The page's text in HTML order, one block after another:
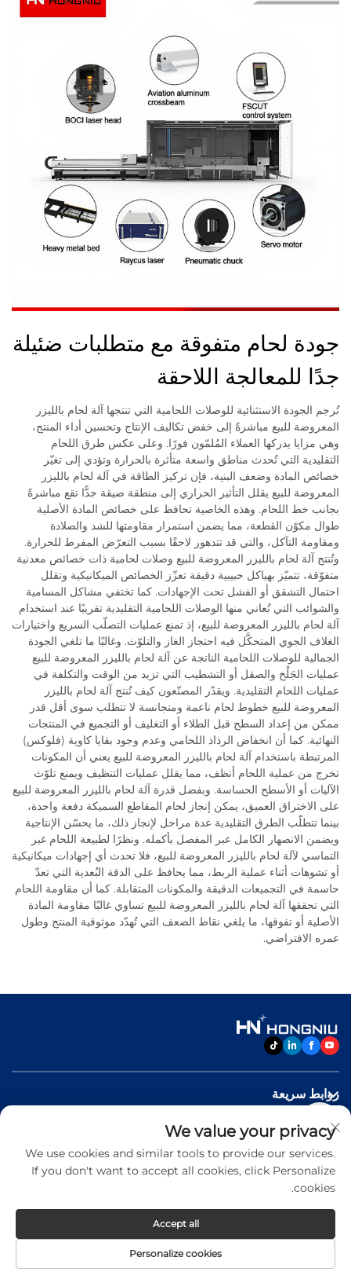
جودة لحام متفوقة مع متطلبات ضئيلة
جدًا للمعالجة اللاحقة
تُرجم الجودة الاستثنائية للوصلات اللحامية التي تنتجها آلة لحام بالليزر
المعروضة للبيع مباشرةً إلى خفض تكاليف الإنتاج وتحسين أداء المنتج،
وهي مزايا يدركها العملاء المُلمّون فورًا. وعلى عكس طرق اللحام
التقليدية التي تُحدث مناطق واسعة متأثرة بالحرارة وتؤدي إلى تغيّر
خصائص المادة وضعف البنية، فإن تركيز الطاقة في آلة لحام بالليزر
المعروضة للبيع يقلل التأثير الحراري إلى منطقة ضيقة جدًّا تقع مباشرةً
بجانب خط اللحام. وهذه الخاصية تحافظ على خصائص المادة الأصلية
طوال مكوّن القطعة، مما يضمن استمرار مقاومتها للشد والصلادة
ومقاومة التآكل، والتي قد تتدهور لاحقًا بسبب التعرّض المفرط للحرارة.
وتُنتج آلة لحام بالليزر المعروضة للبيع وصلات لحامية ذات خصائص معدنية
متفوّقة، تتميّز بهياكل حبيبية دقيقة تعزّز الخصائص الميكانيكية وتقلل
احتمال التشقق أو الفشل تحت الإجهادات. كما تختفي مشاكل المسامية
والشوائب التي تُعاني منها الوصلات اللحامية التقليدية تقريبًا عند استخدام
آلة لحام بالليزر المعروضة للبيع، إذ تمنع عمليات التصلّب السريع واختيارات
الغلاف الجوي المتحكَّل فيه احتجاز الغاز والتلوّث. وغالبًا ما تلغي الجودة
الجمالية للوصلات اللحامية الناتجة عن آلة لحام بالليزر المعروضة للبيع
عمليات الجَلْخ والصقل أو التشطيب التي تزيد من الوقت والتكلفة في
عمليات اللحام التقليدية. ويقدّر المصنّعون كيف تُنتج آلة لحام بالليزر
المعروضة للبيع خطوط لحام ناعمة ومتجانسة لا تتطلب سوى أقل قدر
ممكن من إعداد السطح قبل الطلاء أو التغليف أو التجميع في المنتجات
النهائية. كما أن انخفاض الرذاذ اللحامي وعدم وجود بقايا كاوية (فلوكس)
المرتبطة باستخدام آلة لحام بالليزر المعروضة للبيع يعني أن المكونات
تخرج من عملية اللحام أنظف، مما يقلل عمليات التنظيف ويمنع تلوّث
الآليات أو الأسطح الحساسة. وبفضل قدرة آلة لحام بالليزر المعروضة للبيع
على الاختراق العميق، يمكن إنجاز لحام المقاطع السميكة دفعة واحدة،
بينما تتطلّب الطرق التقليدية عدة مراحل لإنجاز ذلك، ما يحسّن الإنتاجية
ويضمن الانصهار الكامل عبر المفصل بأكمله. ونظرًا لطبيعة اللحام غير
التماسي لآلة لحام بالليزر المعروضة للبيع، فلا تحدث أي إجهادات ميكانيكية
أو تشوهات أثناء عملية الربط، مما يحافظ على الدقة البُعدية التي تعدّ
حاسمة في التجميعات الدقيقة والمكونات المتقابلة. كما أن مقاومة اللحام
التي تحققها آلة لحام بالليزر المعروضة للبيع تساوي غالبًا مقاومة المادة
الأصلية أو تفوقها، ما يلغي نقاط الضعف التي تُهدّد موثوقية المنتج وطول
عمره الافتراضي.
روابط سريعة
منتجات
اتصل بنا
Copyright © 2026 Jinan Hongniu Machinery Equipment
We value your privacy
We use cookies and similar tools to provide our services.
If you don't want to accept all cookies, click Personalize
cookies.
Personalize cookies
Accept all